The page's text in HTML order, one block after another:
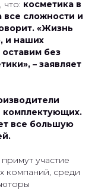
что: косметика в
все сложности и
«Жизнь
и наших
без
– заявляет
комплектующих.
все большую
участие
компаний, среди